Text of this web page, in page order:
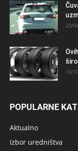
23/
10/
POPULARNE
Aktualno
Izbor uredništva